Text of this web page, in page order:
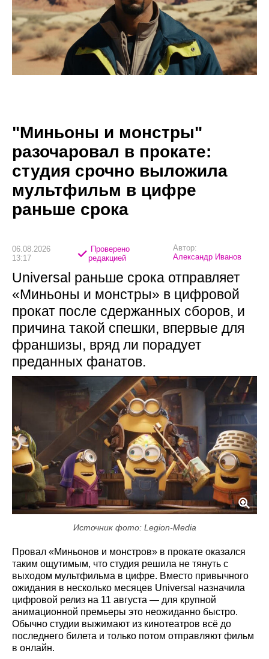
"Миньоны и монстры"
разочаровал в прокате:
студия срочно выложила
мультфильм в цифре
раньше срока
06.08.2026
13:17
Проверено
редакцией
Автор:
Александр Иванов
Universal раньше срока отправляет
«Миньоны и монстры» в цифровой
прокат после сдержанных сборов, и
причина такой спешки, впервые для
франшизы, вряд ли порадует
преданных фанатов.
Источник фото: Legion-Media
Провал «Миньонов и монстров» в прокате оказался
таким ощутимым, что студия решила не тянуть с
выходом мультфильма в цифре. Вместо привычного
ожидания в несколько месяцев Universal назначила
цифровой релиз на 11 августа — для крупной
анимационной премьеры это неожиданно быстро.
Обычно студии выжимают из кинотеатров всё до
последнего билета и только потом отправляют фильм
в онлайн.